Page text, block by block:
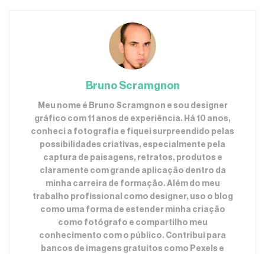
Bruno Scramgnon
Meu nome é Bruno Scramgnon e sou designer
gráfico com 11 anos de experiência. Há 10 anos,
conheci a fotografia e fiquei surpreendido pelas
possibilidades criativas, especialmente pela
captura de paisagens, retratos, produtos e
claramente com grande aplicação dentro da
minha carreira de formação. Além do meu
trabalho profissional como designer, uso o blog
como uma forma de estender minha criação
como fotógrafo e compartilho meu
conhecimento com o público. Contribui para
bancos de imagens gratuitos como Pexels e